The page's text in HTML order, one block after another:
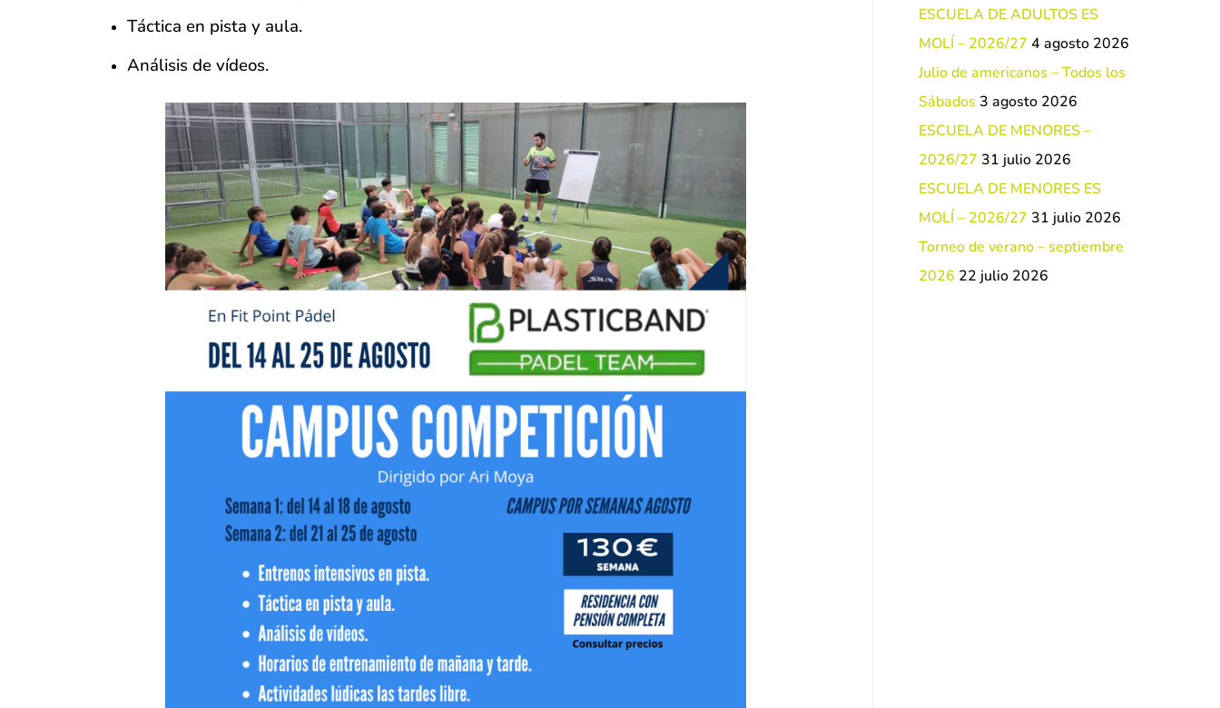
Táctica en pista y aula.
Análisis de vídeos.
ESCUELA DE ADULTOS ES
MOLÍ – 2026/27 4 agosto 2026
Julio de americanos – Todos los
Sábados 3 agosto 2026
ESCUELA DE MENORES –
2026/27 31 julio 2026
ESCUELA DE MENORES ES
MOLÍ – 2026/27 31 julio 2026
Torneo de verano – septiembre
2026 22 julio 2026